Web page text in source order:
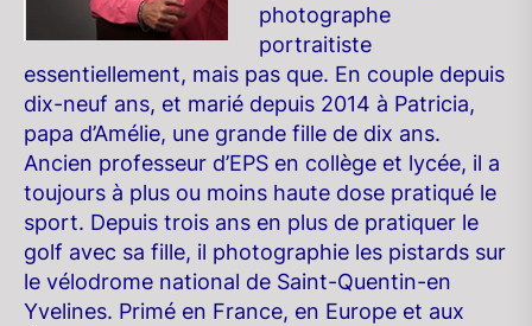
photographe
portraitiste
essentiellement, mais pas que. En couple depuis
dix-neuf ans, et marié depuis 2014 à Patricia,
papa d’Amélie, une grande fille de dix ans.
Ancien professeur d’EPS en collège et lycée, il a
toujours à plus ou moins haute dose pratiqué le
sport. Depuis trois ans en plus de pratiquer le
golf avec sa fille, il photographie les pistards sur
le vélodrome national de Saint-Quentin-en
Yvelines. Primé en France, en Europe et aux